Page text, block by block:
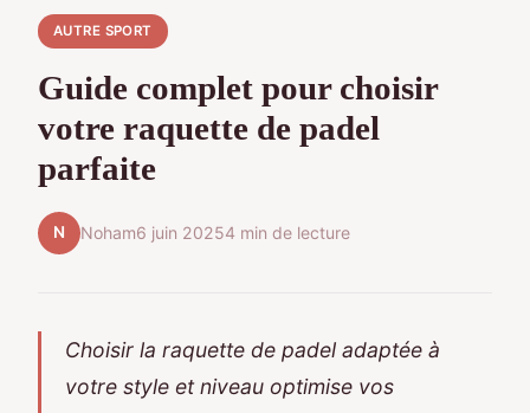
AUTRE SPORT
Guide complet pour choisir
votre raquette de padel
parfaite
N Noham6 juin 20254 min de lecture
Choisir la raquette de padel adaptée à
votre style et niveau optimise vos